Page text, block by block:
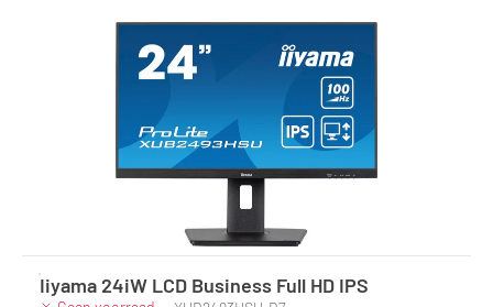
Iiyama 24iW LCD Business Full HD IPS